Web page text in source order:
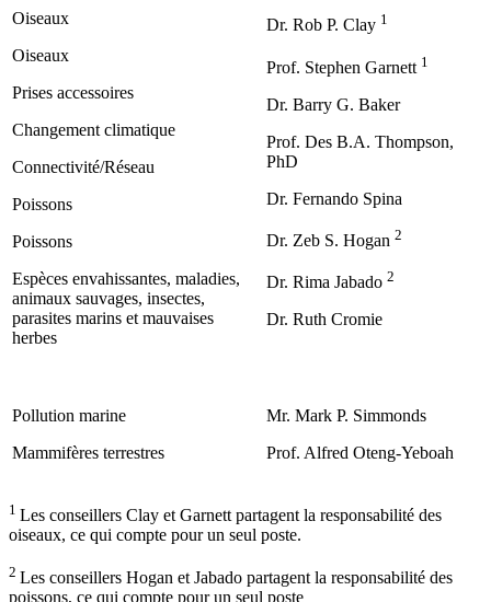
Oiseaux
Oiseaux
Prises accessoires
Changement climatique
Connectivité/Réseau
Poissons
Poissons
Espèces envahissantes, maladies,
animaux sauvages, insectes,
parasites marins et mauvaises
herbes
Dr. Rob P. Clay 1
Prof. Stephen Garnett 1
Dr. Barry G. Baker
Prof. Des B.A. Thompson,
PhD
Dr. Fernando Spina
Dr. Zeb S. Hogan 2
Dr. Rima Jabado 2
Dr. Ruth Cromie
Pollution marine
Mammifères terrestres
Mr. Mark P. Simmonds
Prof. Alfred Oteng-Yeboah
1 Les conseillers Clay et Garnett partagent la responsabilité des
oiseaux, ce qui compte pour un seul poste.
2 Les conseillers Hogan et Jabado partagent la responsabilité des
poissons, ce qui compte pour un seul poste